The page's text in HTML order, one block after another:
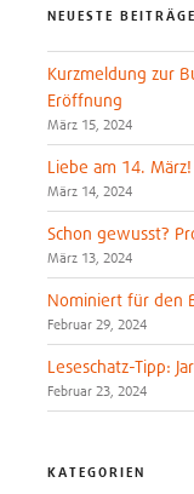
NEUESTE BEITRÄGE
Kurzmeldung zur
Eröffnung
März 15, 2024
Liebe am 14. März!
März 14, 2024
Schon gewusst?
März 13, 2024
Nominiert für den
Februar 29, 2024
Leseschatz-Tipp:
Februar 23, 2024
KATEGORIEN